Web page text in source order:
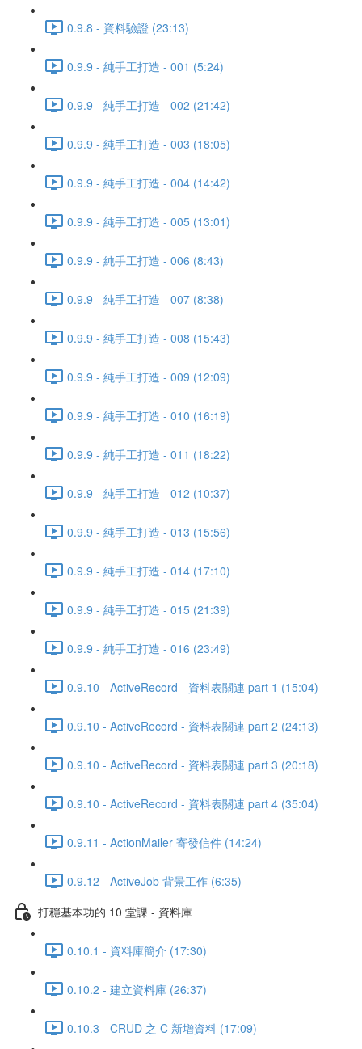
0.9.8 - 資料驗證 (23:13)
0.9.9 - 純手工打造 - 001 (5:24)
0.9.9 - 純手工打造 - 002 (21:42)
0.9.9 - 純手工打造 - 003 (18:05)
0.9.9 - 純手工打造 - 004 (14:42)
0.9.9 - 純手工打造 - 005 (13:01)
0.9.9 - 純手工打造 - 006 (8:43)
0.9.9 - 純手工打造 - 007 (8:38)
0.9.9 - 純手工打造 - 008 (15:43)
0.9.9 - 純手工打造 - 009 (12:09)
0.9.9 - 純手工打造 - 010 (16:19)
0.9.9 - 純手工打造 - 011 (18:22)
0.9.9 - 純手工打造 - 012 (10:37)
0.9.9 - 純手工打造 - 013 (15:56)
0.9.9 - 純手工打造 - 014 (17:10)
0.9.9 - 純手工打造 - 015 (21:39)
0.9.9 - 純手工打造 - 016 (23:49)
0.9.10 - ActiveRecord - 資料表關連 part 1 (15:04)
0.9.10 - ActiveRecord - 資料表關連 part 2 (24:13)
0.9.10 - ActiveRecord - 資料表關連 part 3 (20:18)
0.9.10 - ActiveRecord - 資料表關連 part 4 (35:04)
0.9.11 - ActionMailer 寄發信件 (14:24)
0.9.12 - ActiveJob 背景工作 (6:35)
打穩基本功的 10 堂課 - 資料庫
0.10.1 - 資料庫簡介 (17:30)
0.10.2 - 建立資料庫 (26:37)
0.10.3 - CRUD 之 C 新增資料 (17:09)